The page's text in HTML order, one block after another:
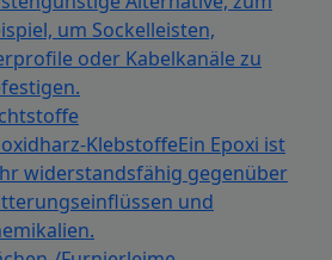
um Sockelleisten,
oder Kabelkanäle zu
KlebstoffeEin Epoxi ist
widerstandsfähig gegenüber
und